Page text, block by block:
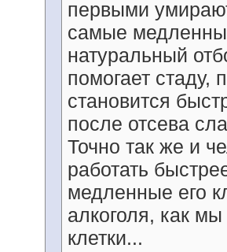
первыми
самые
натуральный
помогает стаду,
становится
после отсева
Точно так же и
работать
медленные его
алкоголя, как
клетки...